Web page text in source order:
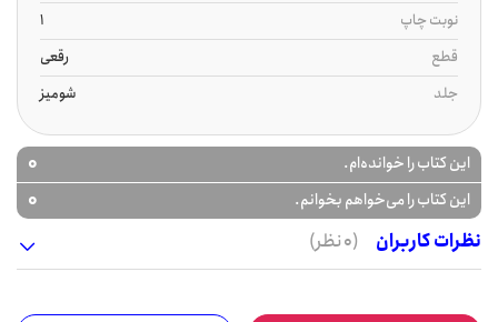
نوبت چاپ
1
قطع
رقعی
جلد
شومیز
این کتاب را خوانده‌ام. 0
این کتاب را می‌خواهم بخوانم.
0
نظرات کاربران
(0 نظر)